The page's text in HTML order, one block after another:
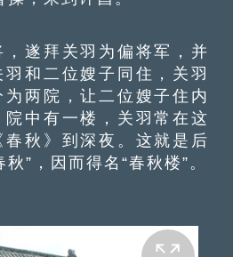
遂拜关羽为偏将军，并
和二位嫂子同住，关羽
两院，让二位嫂子住内
中有一楼，关羽常在这
秋》到深夜。这就是后
”，因而得名“春秋楼”。